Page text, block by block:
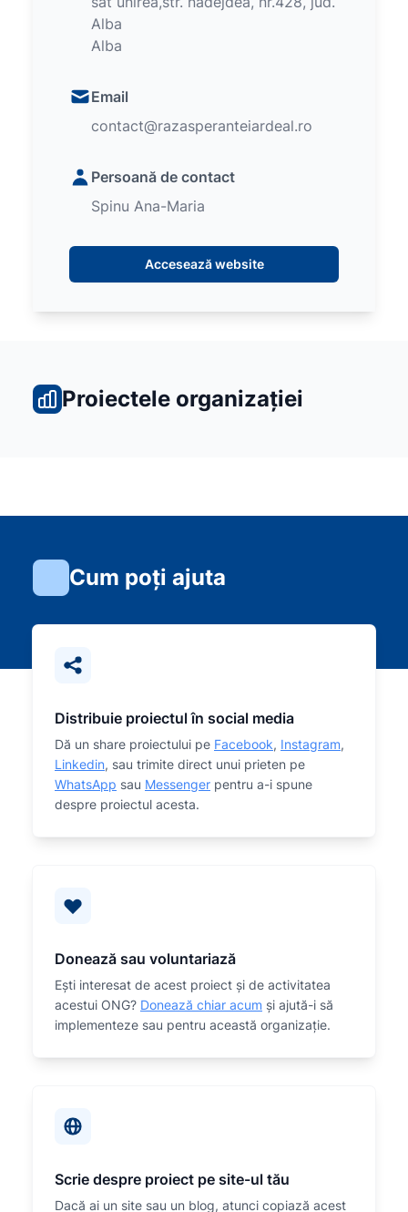
Alba
Alba
Email
contact@razasperanteiardeal.ro
Persoană de contact
Spinu Ana-Maria
Accesează website
Proiectele organizației
Cum poți ajuta
Distribuie proiectul în social media
Dă un share proiectului pe Facebook, Instagram,
Linkedin, sau trimite direct unui prieten pe
WhatsApp sau Messenger pentru a-i spune
despre proiectul acesta.
Donează sau voluntariază
Eşti interesat de acest proiect și de activitatea
acestui ONG? Donează chiar acum și ajută-i să
implementeze sau pentru această organizaţie.
Scrie despre proiect pe site-ul tău
Dacă ai un site sau un blog, atunci copiază acest